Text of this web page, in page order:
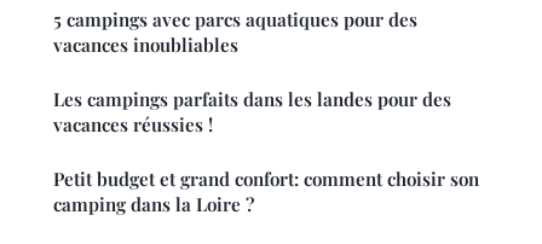
5 campings avec parcs aquatiques pour des
vacances inoubliables
Les campings parfaits dans les landes pour des
vacances réussies !
Petit budget et grand confort: comment choisir son
camping dans la Loire ?